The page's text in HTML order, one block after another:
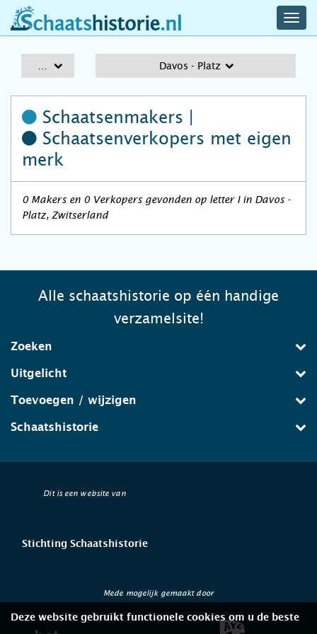
schaatshistorie.nl
Davos - Platz
Schaatsenmakers |
Schaatsenverkopers met eigen
merk
0 Makers en 0 Verkopers gevonden op letter I in Davos -
Platz, Zwitserland
Alle schaatshistorie op één handige
verzamelsite!
Zoeken
Uitgelicht
Toevoegen / wijzigen
Schaatshistorie
Dit is een website van
Stichting Schaatshistorie
Mede mogelijk gemaakt door
Deze website gebruikt functionele cookies om u de beste